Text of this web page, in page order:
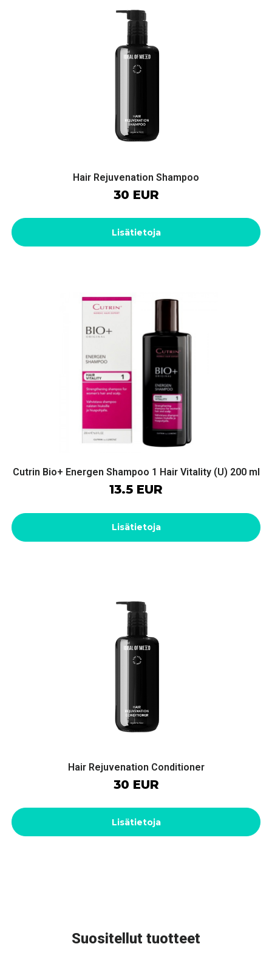
Hair Rejuvenation Shampoo
30 EUR
Lisätietoja
Cutrin Bio+ Energen Shampoo 1 Hair Vitality (U) 200 ml
13.5 EUR
Lisätietoja
Hair Rejuvenation Conditioner
30 EUR
Lisätietoja
Suositellut tuotteet